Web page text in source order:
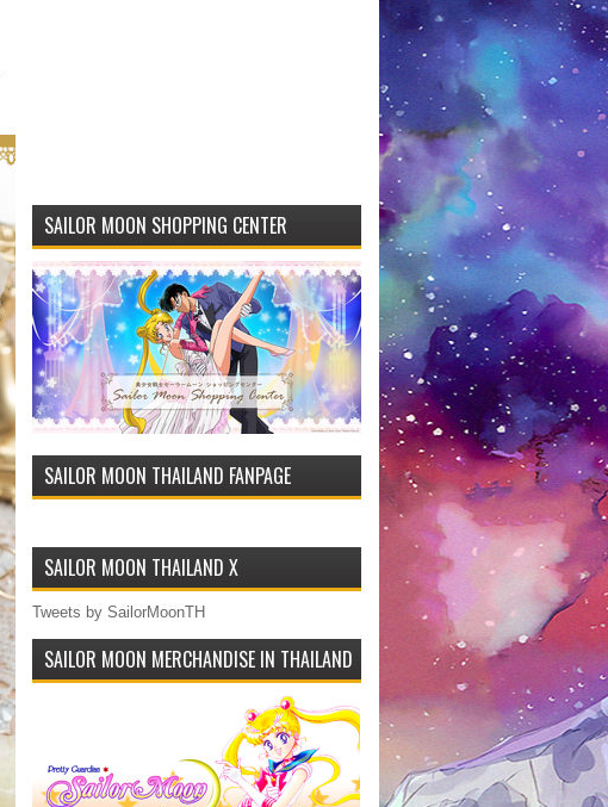
SAILOR MOON SHOPPING CENTER
SAILOR MOON THAILAND FANPAGE
SAILOR MOON THAILAND X
Tweets by SailorMoonTH
SAILOR MOON MERCHANDISE IN THAILAND